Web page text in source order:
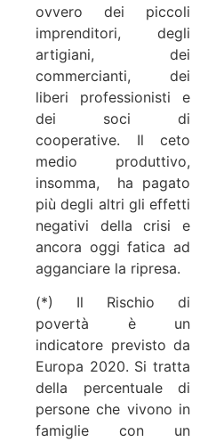
ovvero dei piccoli
imprenditori, degli
artigiani, dei
commercianti, dei
liberi professionisti e
dei soci di
cooperative. Il ceto
medio produttivo,
insomma,
ha pagato
più degli altri gli effetti
negativi della crisi e
ancora oggi fatica ad
agganciare la ripresa.
(*) Il Rischio di
povertà è un
indicatore previsto da
Europa 2020. Si tratta
della percentuale di
persone che vivono in
famiglie con un